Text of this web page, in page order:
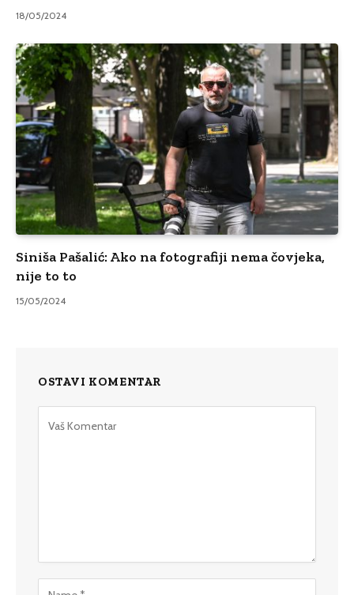
18/05/2024
Siniša Pašalić: Ako na fotografiji nema čovjeka,
nije to to
15/05/2024
OSTAVI KOMENTAR